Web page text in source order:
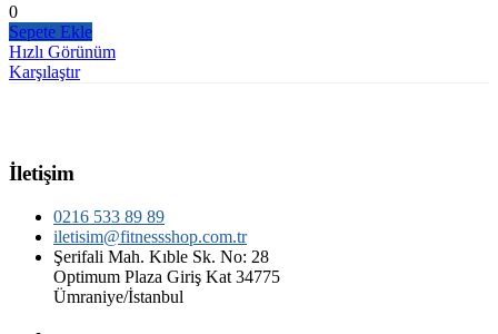
0
Sepete Ekle
Hızlı Görünüm
Karşılaştır
İletişim
0216 533 89 89
iletisim@fitnessshop.com.tr
Şerifali Mah. Kıble Sk. No: 28
Optimum Plaza Giriş Kat 34775
Ümraniye/İstanbul